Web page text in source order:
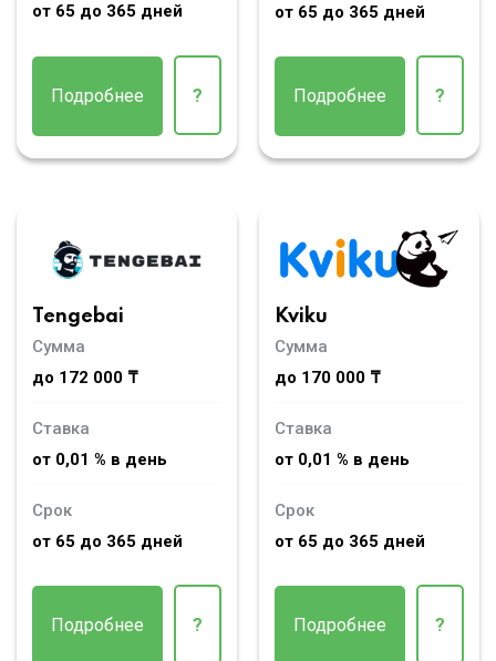
от 65 до 365 дней
Подробнее ?
от 65 до 365 дней
Подробнее ?
Tengebai
Сумма
до 172 000 ₸
Ставка
от 0,01 % в день
Срок
от 65 до 365 дней
Подробнее ?
Kviku
Сумма
до 170 000 ₸
Ставка
от 0,01 % в день
Срок
от 65 до 365 дней
Подробнее ?